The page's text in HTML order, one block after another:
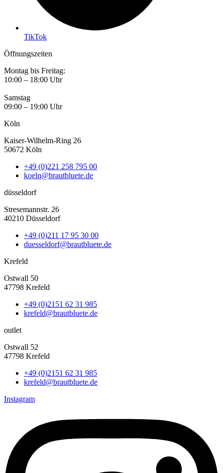
TikTok
Öffnungszeiten
Montag bis Freitag:
10:00 – 18:00 Uhr
Samstag
09:00 – 19:00 Uhr
Köln
Kaiser-Wilhelm-Ring 26
50672 Köln
+49 (0)221 258 795 00
koeln@brautbluete.de
düsseldorf
Stresemannstr. 26
40210 Düsseldorf
+49 (0)211 17 95 30 00
duesseldorf@brautbluete.de
Krefeld
Ostwall 50
47798 Krefeld
+49 (0)2151 62 31 985
krefeld@brautbluete.de
outlet
Ostwall 52
47798 Krefeld
+49 (0)2151 62 31 985
krefeld@brautbluete.de
Instagram